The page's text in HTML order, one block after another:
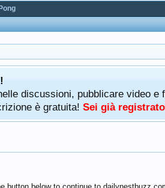
discussioni, pubblicare video
è gratuita! Sei già